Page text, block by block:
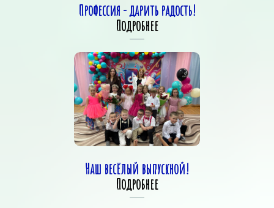
Профессия - дарить радость!
Подробнее
Наш весёлый выпускной!
Подробнее